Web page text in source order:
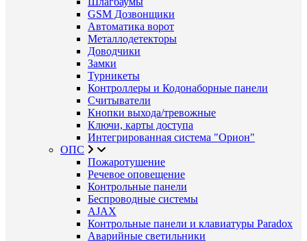
GSM Дозвонщики
Автоматика ворот
Металлодетекторы
Доводчики
Замки
Турникеты
Контроллеры и Кодонаборные панели
Считыватели
Кнопки выхода/тревожные
Ключи, карты доступа
Интегрированная система "Орион"
ОПС
Пожаротушение
Речевое оповещение
Контрольные панели
Беспроводные системы
AJAX
Контрольные панели и клавиатуры Paradox
Аварийные светильники